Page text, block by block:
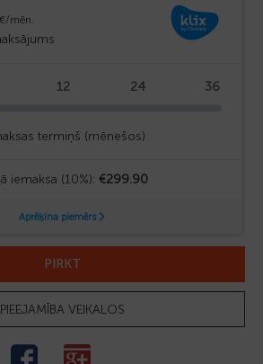
PIRKT
PIEEJAMĪBA VEIKALOS